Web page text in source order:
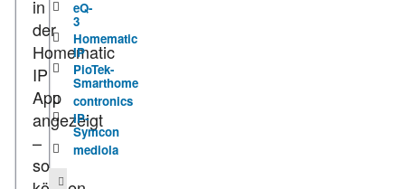
in
der
Homematic
IP
App
angezeigt
–
so
eQ-
3
Homematic
IP
PioTek-
Smarthome
contronics
IP-
Symcon
mediola